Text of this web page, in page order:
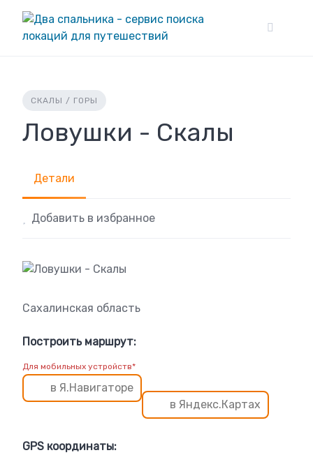
content
СКАЛЫ / ГОРЫ
Ловушки - Скалы
Детали
Добавить в избранное
Сахалинская область
Построить маршрут:
Для мобильных устройств*
в Я.Навигаторе
в Яндекс.Картах
GPS координаты: